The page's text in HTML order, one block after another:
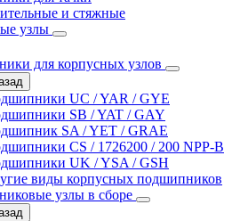
и стяжные
узлы
для корпусных узлов
UC / YAR / GYE
SB / YAT / GAY
SA / YET / GRAE
CS / 1726200 / 200 NPP-B
UK / YSA / GSH
виды корпусных подшипников
узлы в сборе